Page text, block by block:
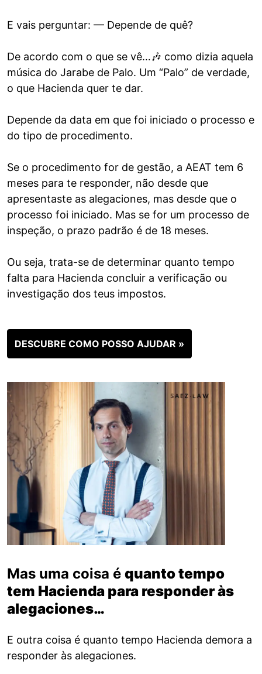
E vais perguntar: — Depende de quê?
De acordo com o que se vê…🎶 como dizia aquela
música do Jarabe de Palo. Um “Palo” de verdade,
o que Hacienda quer te dar.
Depende da data em que foi iniciado o processo e
do tipo de procedimento.
Se o procedimento for de gestão, a AEAT tem 6
meses para te responder, não desde que
apresentaste as alegaciones, mas desde que o
processo foi iniciado. Mas se for um processo de
inspeção, o prazo padrão é de 18 meses.
Ou seja, trata-se de determinar quanto tempo
falta para Hacienda concluir a verificação ou
investigação dos teus impostos.
DESCUBRE COMO POSSO AJUDAR »
Mas uma coisa é quanto tempo
tem Hacienda para responder às
alegaciones…
E outra coisa é quanto tempo Hacienda demora a
responder às alegaciones.